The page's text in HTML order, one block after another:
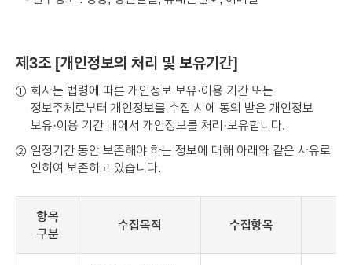
제3조 [개인정보의 처리 및 보유기간]
① 회사는 법령에 따른 개인정보 보유·이용 기간 또는
정보주체로부터 개인정보를 수집 시에 동의 받은 개인정보
보유·이용 기간 내에서 개인정보를 처리·보유합니다.
② 일정기간 동안 보존해야 하는 정보에 대해 아래와 같은 사유로
인하여 보존하고 있습니다.
항목
구분
수집목적 수집항목